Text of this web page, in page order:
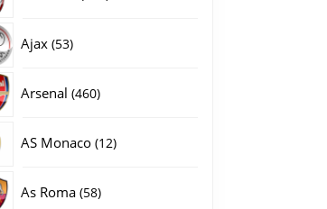
Ajax 5353
Arsenal 460460
AS Monaco 1212
As Roma 5858